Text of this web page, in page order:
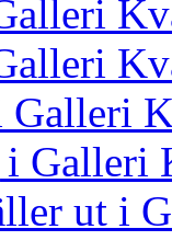
Galleri
ut i